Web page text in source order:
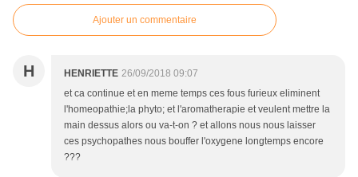
Ajouter un commentaire
H HENRIETTE 26/09/2018 09:07
et ca continue et en meme temps ces fous furieux eliminent
l'homeopathie;la phyto; et l'aromatherapie et veulent mettre la
main dessus alors ou va-t-on ? et allons nous nous laisser
ces psychopathes nous bouffer l'oxygene longtemps encore
???